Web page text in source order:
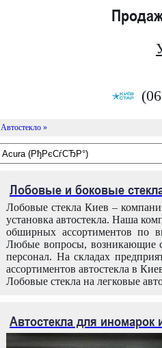
Автостекло »
Лобовые и боковые
Лобовые стекла Киев –
установка автостекла. Наша
обширных ассортиментов по
Любые вопросы, возникающие
персонал. На складах
ассортиментов автостекла в
Лобовые стекла на легковые
Автостекла для иномарок